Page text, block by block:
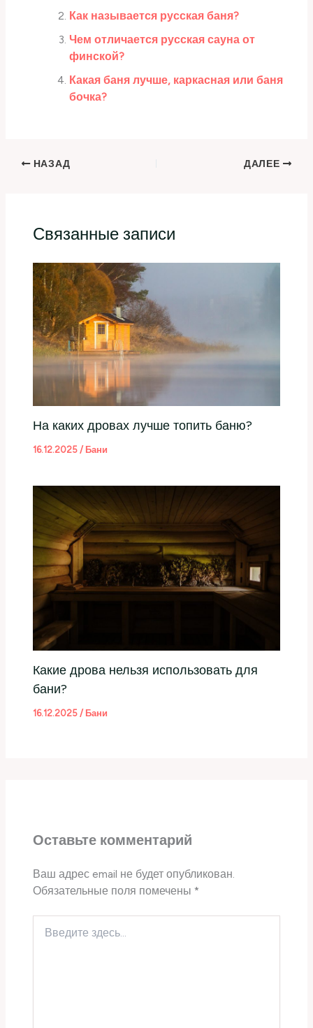
Как называется русская баня?
Чем отличается русская сауна от
финской?
Какая баня лучше, каркасная или баня
бочка?
НАЗАД ДАЛЕЕ
Связанные записи
На каких дровах лучше топить баню?
16.12.2025/ Бани
Какие дрова нельзя использовать для
бани?
16.12.2025/ Бани
Оставьте комментарий
Ваш адрес email не будет опубликован.
Обязательные поля помечены*
здесь...